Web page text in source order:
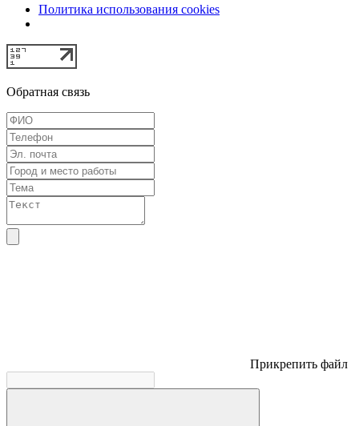
Политика использования cookies
Обратная связь
Прикрепить файл